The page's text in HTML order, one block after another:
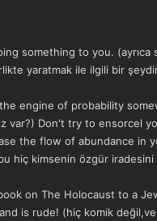
something to you.
yaratmak ile ilgili bir
of probability
var?) Don't try to ensorcel
the flow of abundance in
hiç kimsenin özgür
on The Holocaust to a
is rude! (hiç komik